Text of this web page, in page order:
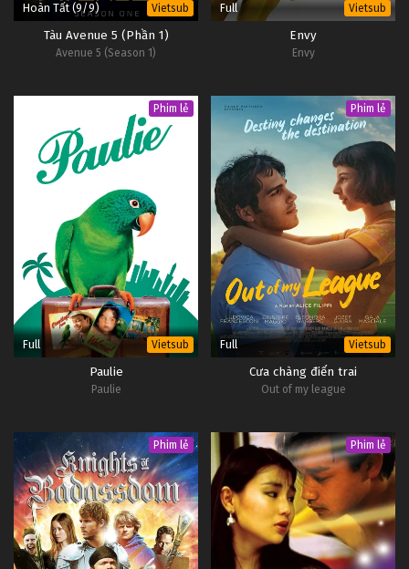
Hoàn Tất (9/9) Vietsub
Tàu Avenue 5 (Phần 1)
Avenue 5 (Season 1)
Full Vietsub
Envy
Envy
Phim lẻ
Full Vietsub
Paulie
Paulie
Phim lẻ
Full Vietsub
Cưa chàng điển trai
Out of my league
Phim lẻ Phim lẻ